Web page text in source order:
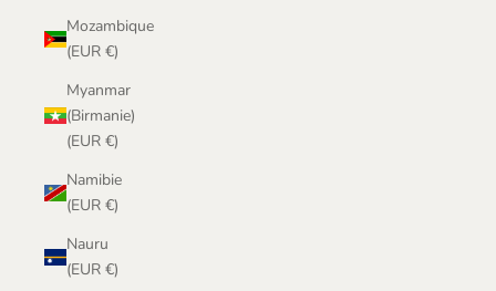
Mozambique
(EUR €)
Myanmar
(Birmanie)
(EUR €)
Namibie
(EUR €)
Nauru
(EUR €)